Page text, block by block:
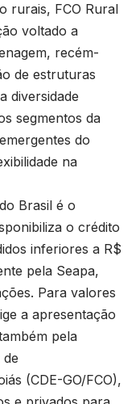
rurais, FCO Rural
voltado a
recém-
de estruturas
diversidade
segmentos da
do
na
Brasil é o
o crédito
inferiores a R$
pela Seapa,
Para valores
a apresentação
pela
(CDE-GO/FCO),